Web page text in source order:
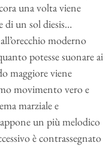
una volta viene
di un sol diesis…
moderno
potesse suonare ai
maggiore viene
movimento vero e
marziale e
un più melodico
è contrassegnato